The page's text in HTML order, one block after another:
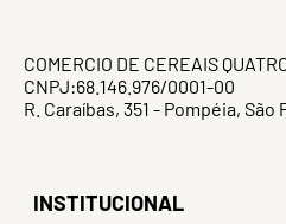
COMERCIO DE CEREAIS
CNPJ:68.146.976/0001-00
R. Caraíbas, 351 - Pompéia,
INSTITUCIONAL